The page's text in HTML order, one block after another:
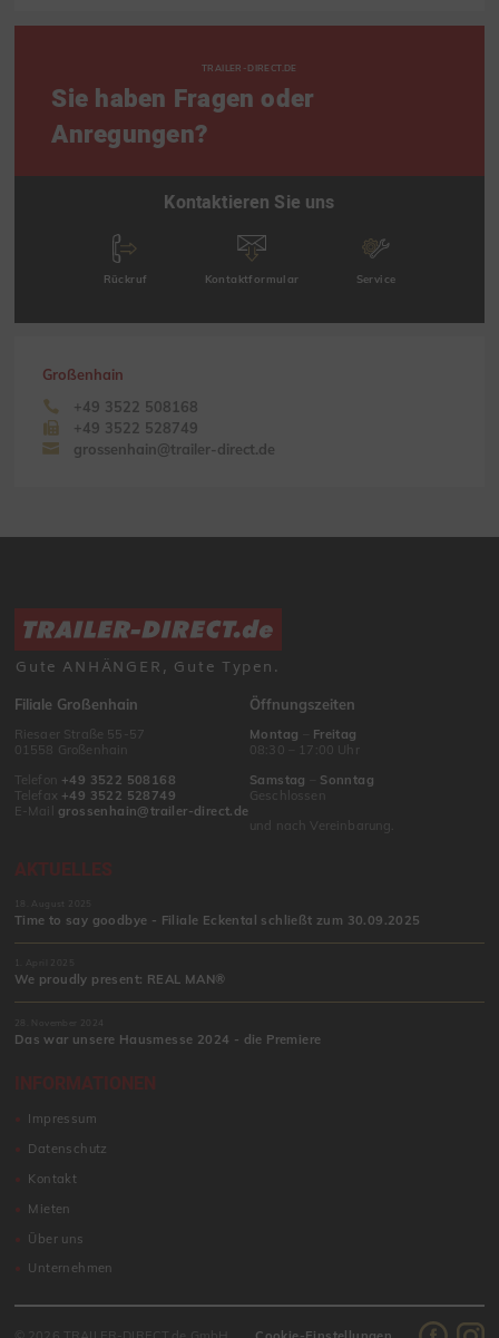
TRAILER-DIRECT.DE
Sie haben Fragen oder
Anregungen?
Kontaktieren Sie uns
Rückruf Kontaktformular Service
Großenhain
+49 3522 508168
+49 3522 528749
grossenhain@trailer-direct.de
Gute ANHÄNGER, Gute Typen.
Filiale Großenhain
Riesaer Straße 55-57
01558 Großenhain
Telefon +49 3522 508168
Telefax +49 3522 528749
E-Mail grossenhain@trailer-direct.de
Öffnungszeiten
Montag
Freitag
08:30 – 17:00 Uhr
Samstag
Sonntag
Geschlossen
und nach Vereinbarung.
AKTUELLES
18. August 2025
Time to say goodbye - Filiale Eckental schließt zum 30.09.2025
1. April 2025
We proudly present: REAL MAN®
28. November 2024
Das war unsere Hausmesse 2024 - die Premiere
INFORMATIONEN
Impressum
Datenschutz
Kontakt
Mieten
Über uns
Unternehmen